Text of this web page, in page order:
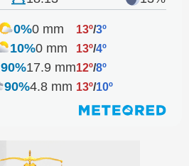
0%0 mm 13º/3º
10%0 mm 13º/4º
90%17.9 mm12º/8º
90%4.8 mm 13º/10º